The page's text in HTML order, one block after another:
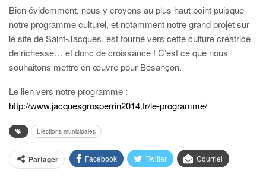
Bien évidemment, nous y croyons au plus haut point puisque
notre programme culturel, et notamment notre grand projet sur
le site de Saint-Jacques, est tourné vers cette culture créatrice
de richesse… et donc de croissance ! C’est ce que nous
souhaitons mettre en œuvre pour Besançon.
Le lien vers notre programme :
http://www.jacquesgrosperrin2014.fr/le-programme/
Élections municipales
Partager Facebook Twitter Courriel